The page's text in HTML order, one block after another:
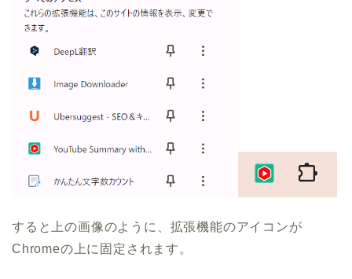
すると上の画像のように、拡張機能のアイコンが
Chromeの上に固定されます。